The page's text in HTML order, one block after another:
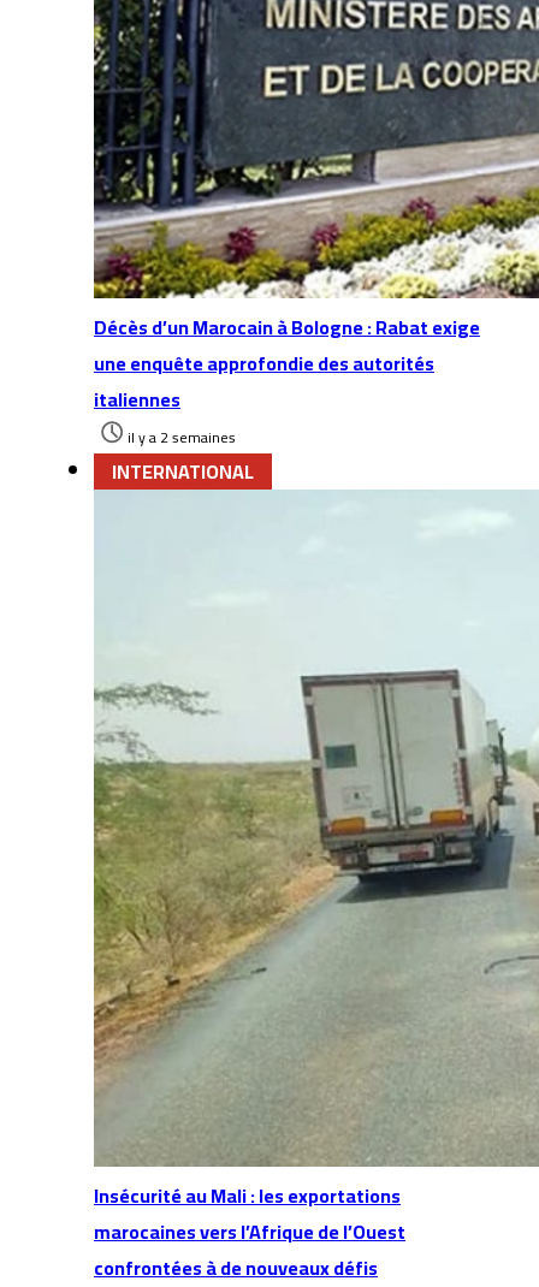
Décès d’un Marocain à Bologne : Rabat exige
une enquête approfondie des autorités
italiennes
il y a 2 semaines
INTERNATIONAL
Insécurité au Mali : les exportations
marocaines vers l’Afrique de l’Ouest
confrontées à de nouveaux défis